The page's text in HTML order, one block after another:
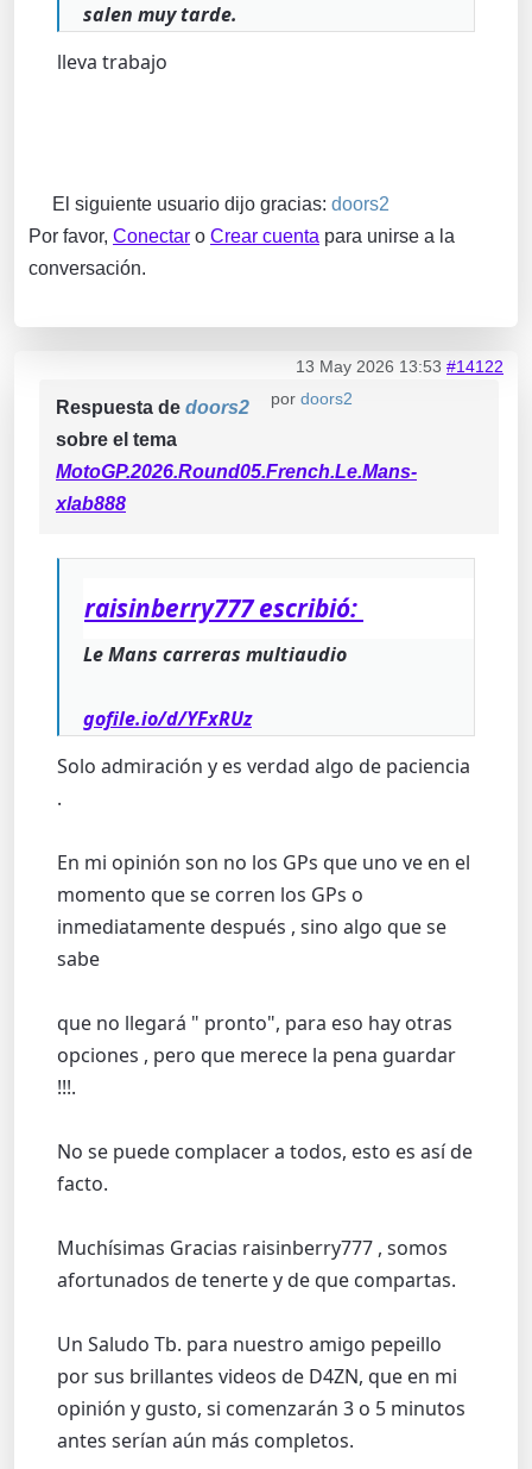
salen muy tarde.
lleva trabajo
El siguiente usuario dijo gracias: doors2
Por favor, Conectar o Crear cuenta para unirse a la
conversación.
13 May 2026 13:53 #14122
por doors2
Respuesta de doors2
sobre el tema
MotoGP.2026.Round05.French.Le.Mans-
xlab888
raisinberry777 escribió:
Le Mans carreras multiaudio
gofile.io/d/YFxRUz
Solo admiración y es verdad algo de paciencia
.
En mi opinión son no los GPs que uno ve en el
momento que se corren los GPs o
inmediatamente después , sino algo que se
sabe
que no llegará " pronto", para eso hay otras
opciones , pero que merece la pena guardar
!!!.
No se puede complacer a todos, esto es así de
facto.
Muchísimas Gracias raisinberry777 , somos
afortunados de tenerte y de que compartas.
Un Saludo Tb. para nuestro amigo pepeillo
por sus brillantes videos de D4ZN, que en mi
opinión y gusto, si comenzarán 3 o 5 minutos
antes serían aún más completos.